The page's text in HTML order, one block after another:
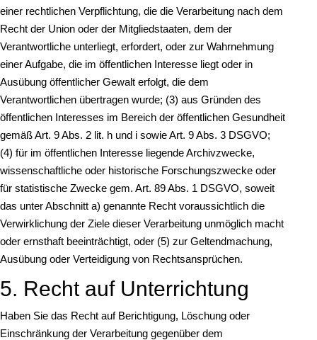
einer rechtlichen Verpflichtung, die die Verarbeitung nach dem
Recht der Union oder der Mitgliedstaaten, dem der
Verantwortliche unterliegt, erfordert, oder zur Wahrnehmung
einer Aufgabe, die im öffentlichen Interesse liegt oder in
Ausübung öffentlicher Gewalt erfolgt, die dem
Verantwortlichen übertragen wurde; (3) aus Gründen des
öffentlichen Interesses im Bereich der öffentlichen Gesundheit
gemäß Art. 9 Abs. 2 lit. h und i sowie Art. 9 Abs. 3 DSGVO;
(4) für im öffentlichen Interesse liegende Archivzwecke,
wissenschaftliche oder historische Forschungszwecke oder
für statistische Zwecke gem. Art. 89 Abs. 1 DSGVO, soweit
das unter Abschnitt a) genannte Recht voraussichtlich die
Verwirklichung der Ziele dieser Verarbeitung unmöglich macht
oder ernsthaft beeinträchtigt, oder (5) zur Geltendmachung,
Ausübung oder Verteidigung von Rechtsansprüchen.
5. Recht auf Unterrichtung
Haben Sie das Recht auf Berichtigung, Löschung oder
Einschränkung der Verarbeitung gegenüber dem